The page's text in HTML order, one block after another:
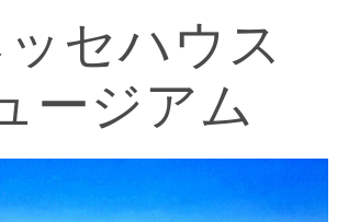
セハウス
ージアム